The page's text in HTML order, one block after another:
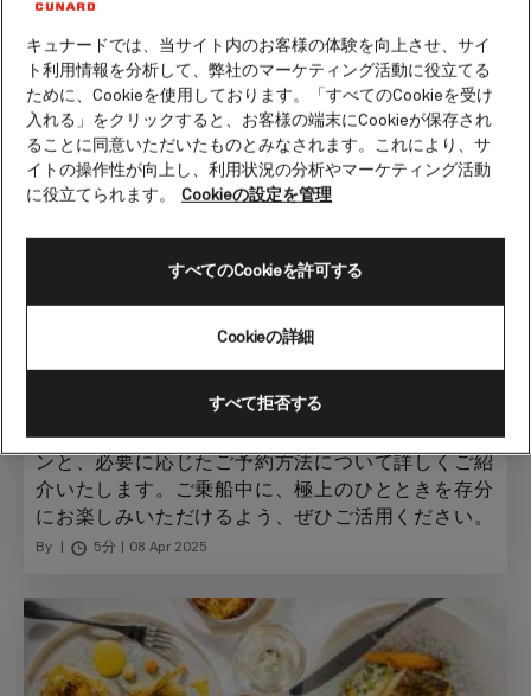
キュナードの船旅では、エレガントな高級レストラ
ンでのコースディナーや、くつろぎのひとときを彩
ィーなど、心躍る美食体験をご堪能いただけます。
本ガイドでは、船内での豊富なダイニングオプショ
ンと、必要に応じたご予約方法について詳しくご紹
介いたします。ご乗船中に、極上のひとときを存分
にお楽しみいただけるよう、ぜひご活用ください。
By 5分 08 Apr 2025
キュナードでは、当サイト内のお客様の体験を向上させ、サイ
ト利用情報を分析して、弊社のマーケティング活動に役立てる
ために、Cookieを使用しております。「すべてのCookieを受け
入れる」をクリックすると、お客様の端末にCookieが保存され
ることに同意いただいたものとみなされます。これにより、サ
イトの操作性が向上し、利用状況の分析やマーケティング活動
に役立てられます。
Cookieの設定を管理
Cookieの詳細
すべて拒否する
すべてのCookieを許可する